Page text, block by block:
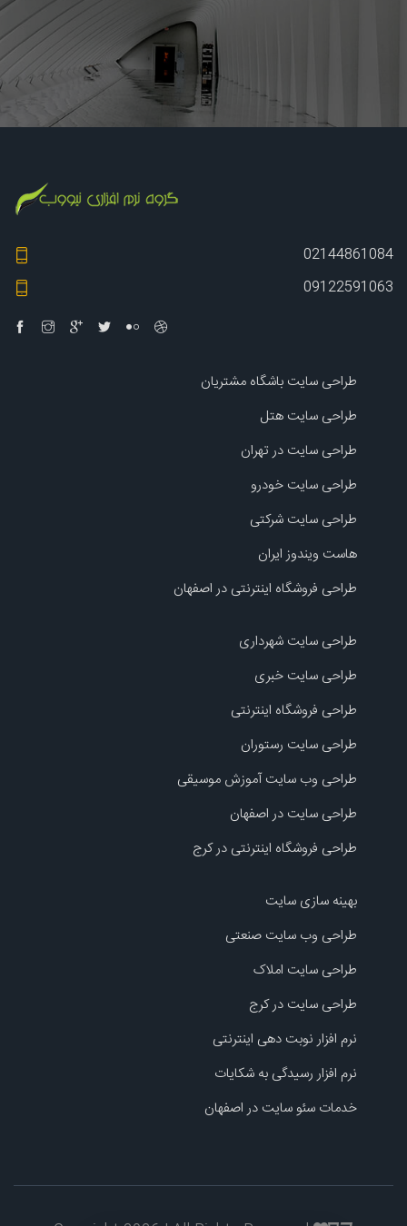
02144861084
09122591063
طراحی سایت باشگاه مشتریان
طراحی سایت هتل
طراحی سایت در تهران
طراحی سایت خودرو
طراحی سایت شرکتی
هاست ویندوز ایران
طراحی فروشگاه اینترنتی در اصفهان
طراحی سایت شهرداری
طراحی سایت خبری
طراحی فروشگاه اینترنتی
طراحی سایت رستوران
طراحی وب سایت آموزش موسیقی
طراحی سایت در اصفهان
طراحی فروشگاه اینترنتی در کرج
بهینه سازی سایت
طراحی وب سایت صنعتی
طراحی سایت املاک
طراحی سایت در کرج
نرم افزار نوبت دهی اینترنتی
نرم افزار رسیدگی به شکایات
خدمات سئو سایت در اصفهان